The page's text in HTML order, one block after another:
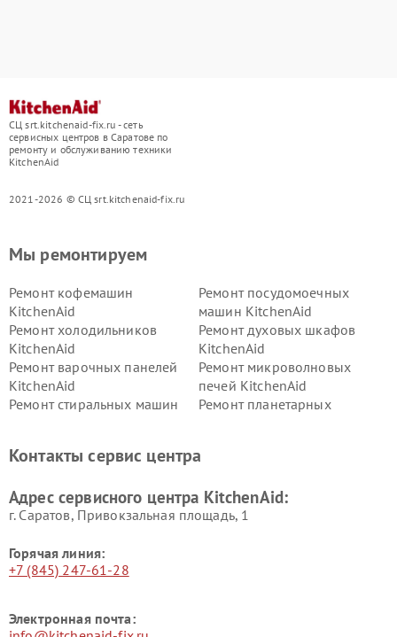
СЦ srt.kitchenaid-fix.ru - сеть
сервисных центров в Саратове по
ремонту и обслуживанию техники
KitchenAid
2021-2026 © СЦ srt.kitchenaid-fix.ru
Мы ремонтируем
Ремонт кофемашин
KitchenAid
Ремонт посудомоечных
машин KitchenAid
Ремонт холодильников
KitchenAid
Ремонт духовых шкафов
KitchenAid
Ремонт варочных панелей
KitchenAid
Ремонт микроволновых
печей KitchenAid
Ремонт стиральных машин
Ремонт планетарных
Контакты сервис центра
Адрес сервисного центра KitchenAid:
г. Саратов, Привокзальная площадь, 1
Горячая линия:
+7 (845) 247-61-28
Электронная почта: